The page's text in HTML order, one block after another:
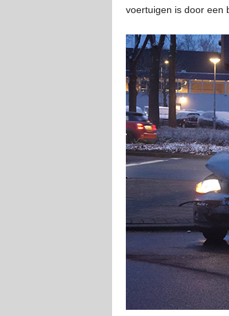
voertuigen is door een